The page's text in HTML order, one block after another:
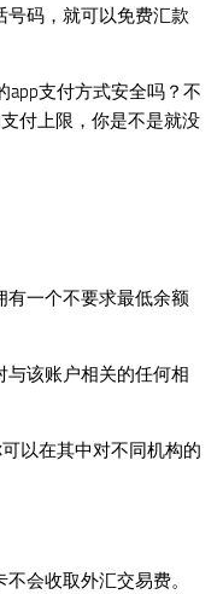
号码，就可以免费汇款
app支付方式安全吗？不
付上限，你是不是就没
有一个不要求最低余额
与该账户相关的任何相
以在其中对不同机构的
会收取外汇交易费。